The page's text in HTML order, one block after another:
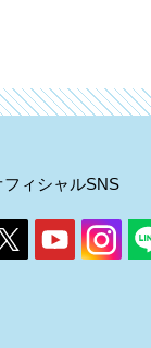
フィシャルSNS